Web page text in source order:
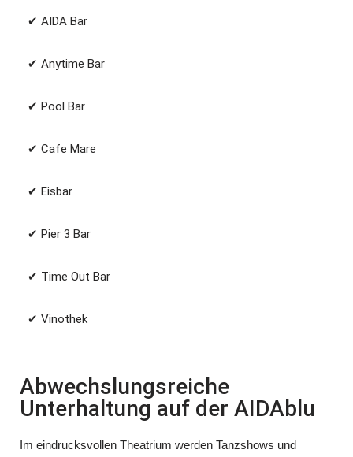
✔︎ AIDA Bar
✔︎ Anytime Bar
✔︎ Pool Bar
✔︎ Cafe Mare
✔︎ Eisbar
✔︎ Pier 3 Bar
✔︎ Time Out Bar
✔︎ Vinothek
Abwechslungsreiche
Unterhaltung auf der AIDAblu
Im eindrucksvollen Theatrium werden Tanzshows und